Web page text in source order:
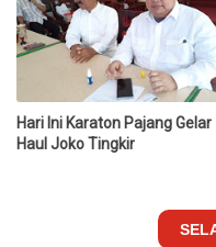
Hari Ini Karaton Pajang Gelar
Haul Joko Tingkir